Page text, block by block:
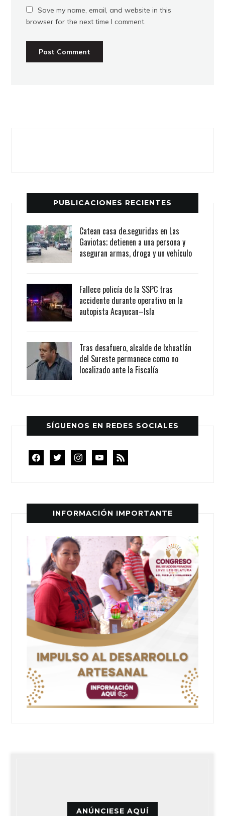
Save my name, email, and website in this
browser for the next time I comment.
PUBLICACIONES RECIENTES
Catean casa de.seguridas en Las
Gaviotas; detienen a una persona y
aseguran armas, droga y un vehículo
Fallece policía de la SSPC tras
accidente durante operativo en la
autopista Acayucan–Isla
Tras desafuero, alcalde de Ixhuatlán
del Sureste permanece como no
localizado ante la Fiscalía
SÍGUENOS EN REDES SOCIALES
facebooktwitterinstagramyoutube
rss
INFORMACIÓN IMPORTANTE
ANÚNCIESE AQUÍ